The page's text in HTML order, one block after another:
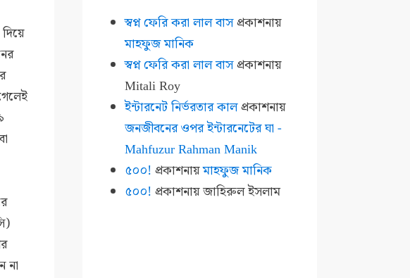
না
স্বপ্ন ফেরি করা লাল বাসপ্রকাশনায়
মাহফুজ মানিক
স্বপ্ন ফেরি করা লাল বাসপ্রকাশনায়
Mitali Roy
ইন্টারনেট নির্ভরতার কালপ্রকাশনায়
জনজীবনের ওপর ইন্টারনেটের ঘা -
Mahfuzur Rahman Manik
৫০০! প্রকাশনায়মাহফুজ মানিক
৫০০! প্রকাশনায়জাহিরুল ইসলাম